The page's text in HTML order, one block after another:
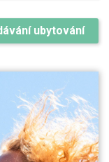
ubytování